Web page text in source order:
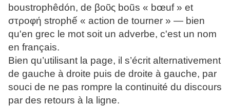
boustrophêdón, de βοῦς boũs « bœuf » et
στροφή strophế « action de tourner » — bien
qu'en grec le mot soit un adverbe, c'est un nom
en français.
Bien qu’utilisant la page, il s’écrit alternativement
de gauche à droite puis de droite à gauche, par
souci de ne pas rompre la continuité du discours
par des retours à la ligne.